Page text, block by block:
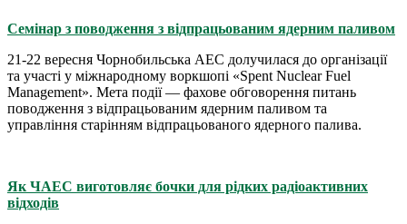
Семінар з поводження з відпрацьованим ядерним паливом
21-22 вересня Чорнобильська АЕС долучилася до організації
та участі у міжнародному воркшопі «Spent Nuclear Fuel
Management». Мета події — фахове обговорення питань
поводження з відпрацьованим ядерним паливом та
управління старінням відпрацьованого ядерного палива.
Як ЧАЕС виготовляє бочки для рідких радіоактивних
відходів